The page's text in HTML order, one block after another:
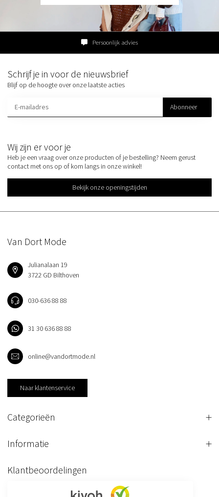
Persoonlijk advies
Wij zijn er voor je
Heb je een vraag over onze producten of je bestelling? Neem gerust
contact met ons op of kom langs in onze winkel!
Bekijk onze openingstijden
Schrijf je in voor de nieuwsbrief
Blijf op de hoogte over onze laatste acties
Abonneer
Van Dort Mode
Julianalaan 19
3722 GD Bilthoven
030-636 88 88
31 30 636 88 88
online@vandortmode.nl
Naar klantenservice
Categorieën
Informatie
Klantbeoordelingen